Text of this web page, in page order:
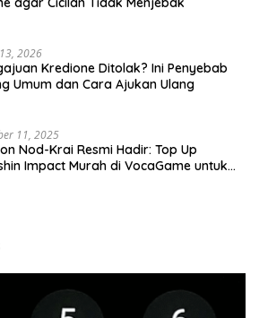
2026
Kredione Ditolak? Ini Penyebab
Umum dan Cara Ajukan Ulang
11, 2025
Nod-Krai Resmi Hadir: Top Up
Impact Murah di VocaGame untuk